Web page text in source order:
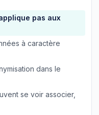
pas aux
à caractère
dans le
se voir associer,